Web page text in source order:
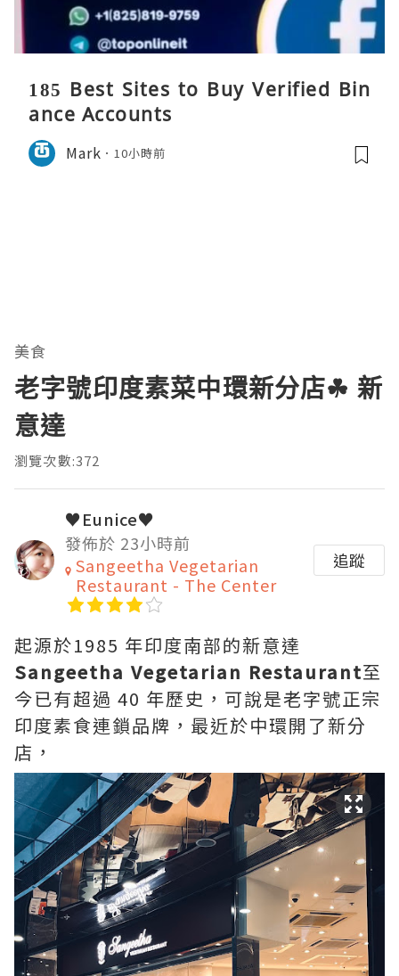
185 Best Sites to Buy Verified Bin
ance Accounts
Mark 10小時前
美食
老字號印度素菜中環新分店☘ 新
意達
瀏覽次數:372
♥Eunice♥
發佈於 23小時前
Sangeetha Vegetarian
Restaurant - The Center
追蹤
起源於1985 年印度南部的新意達
Sangeetha Vegetarian Restaurant至
今已有超過 40 年歷史，可說是老字號正宗
印度素食連鎖品牌，最近於中環開了新分
店，